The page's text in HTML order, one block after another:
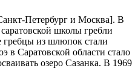
Петербург и Москва]. В
школы гребли
гребцы из шлюпок стали
в Саратовской области стало
озеро Сазанка. В 1969